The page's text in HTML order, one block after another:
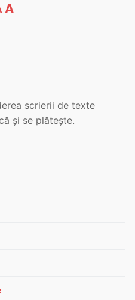
A
scrierii de texte
și se plătește.